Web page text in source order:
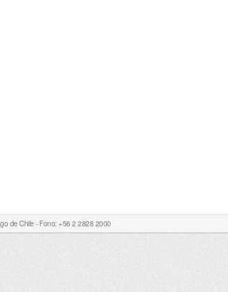
de Chile - Fono: +56 2 2828 2000